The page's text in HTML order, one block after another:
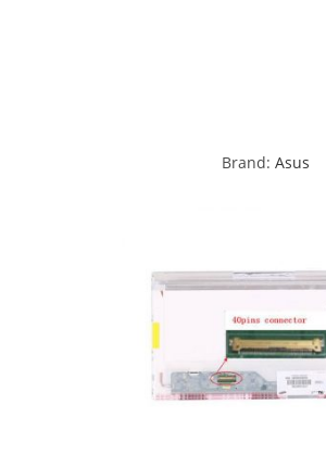
Brand: Asus